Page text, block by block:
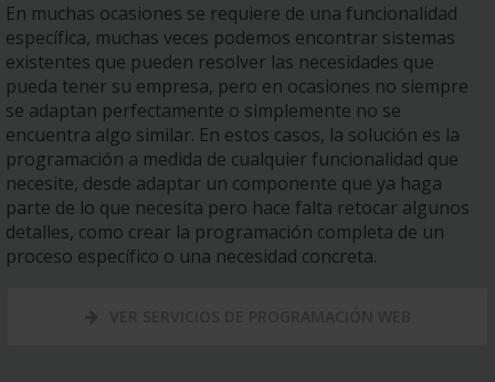
En muchas ocasiones se requiere de una funcionalidad
específica, muchas veces podemos encontrar sistemas
existentes que pueden resolver las necesidades que
pueda tener su empresa, pero en ocasiones no siempre
se adaptan perfectamente o simplemente no se
encuentra algo similar. En estos casos, la solución es la
programación a medida de cualquier funcionalidad que
necesite, desde adaptar un componente que ya haga
parte de lo que necesita pero hace falta retocar algunos
detalles, como crear la programación completa de un
proceso específico o una necesidad concreta.